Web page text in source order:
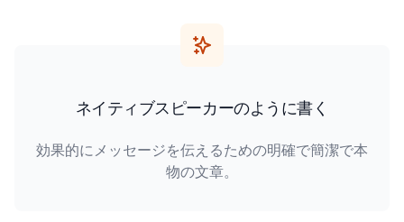
ネイティブスピーカーのように書く
効果的にメッセージを伝えるための明確で簡潔で本
物の文章。